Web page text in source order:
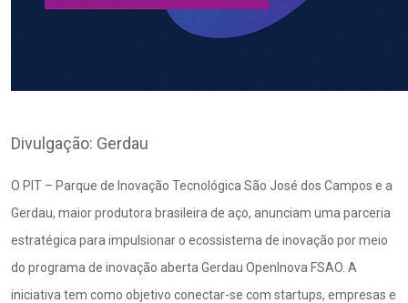
Divulgação: Gerdau
O PIT – Parque de Inovação Tecnológica São José dos Campos e a
Gerdau, maior produtora brasileira de aço, anunciam uma parceria
estratégica para impulsionar o ecossistema de inovação por meio
do programa de inovação aberta Gerdau OpenInova FSAO. A
iniciativa tem como objetivo conectar-se com startups, empresas e